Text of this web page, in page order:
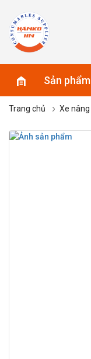
Sản phẩm
Trang chủ Xe nâng